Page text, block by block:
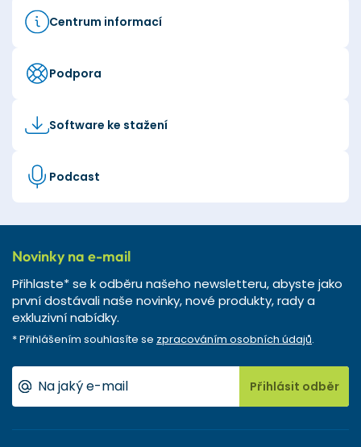
Centrum informací
Podpora
Software ke stažení
Podcast
Novinky na e-mail
Přihlaste* se k odběru našeho newsletteru, abyste jako
první dostávali naše novinky, nové produkty, rady a
exkluzivní nabídky.
* Přihlášením souhlasíte se zpracováním osobních údajů.
Přihlásit odběr